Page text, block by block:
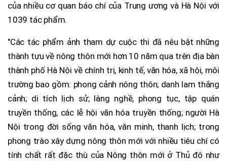
của nhiều cơ quan báo chí của Trung ương và Hà Nội với
1039 tác phẩm.
"Các tác phẩm ảnh tham dự cuộc thi đã nêu bật những
thành tựu về nông thôn mới hơn 10 năm qua trên địa bàn
thành phố Hà Nội về chính trị, kinh tế, văn hóa, xã hội, môi
trường bao gồm: phong cảnh nông thôn; danh lam thắng
cảnh; di tích lịch sử; làng nghề, phong tục, tập quán
truyền thống, các lễ hội văn hóa truyền thống; người Hà
Nội trong đời sống văn hóa, văn minh, thanh lịch; trong
phong trào xây dựng nông thôn mới với nhiều tiêu chí có
tính chất rất đặc thù của Nông thôn mới ở Thủ đô như